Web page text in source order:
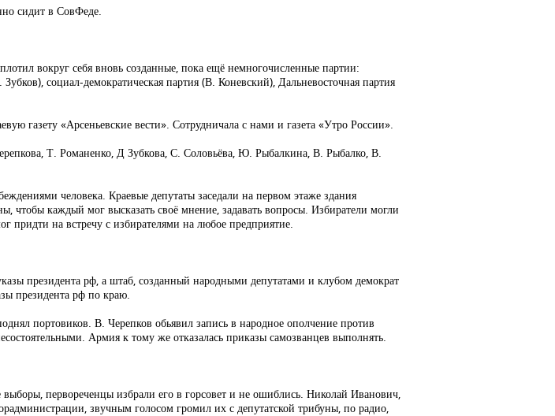
сидит в СовФеде.
вокруг себя вновь созданные, пока ещё немногочисленные партии:
социал-демократическая партия (В. Коневский), Дальневосточная партия
газету «Арсеньевские вести». Сотрудничала с нами и газета «Утро России».
Т. Романенко, Д Зубкова, С. Соловьёва, Ю. Рыбалкина, В. Рыбалко, В.
человека. Краевые депутаты заседали на первом этаже здания
чтобы каждый мог высказать своё мнение, задавать вопросы. Избиратели могли
придти на встречу с избирателями на любое предприятие.
президента рф, а штаб, созданный народными депутатами и клубом демократ
президента рф по краю.
портовиков. В. Черепков обьявил запись в народное ополчение против
Армия к тому же отказалась приказы самозванцев выполнять.
выборы, первореченцы избрали его в горсовет и не ошиблись. Николай Иванович,
звучным голосом громил их с депутатской трибуны, по радио,